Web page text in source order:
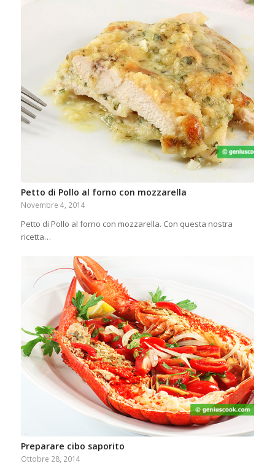
Petto di Pollo al forno con mozzarella
Novembre 4, 2014
Petto di Pollo al forno con mozzarella. Con questa nostra
ricetta…
Preparare cibo saporito
Ottobre 28, 2014